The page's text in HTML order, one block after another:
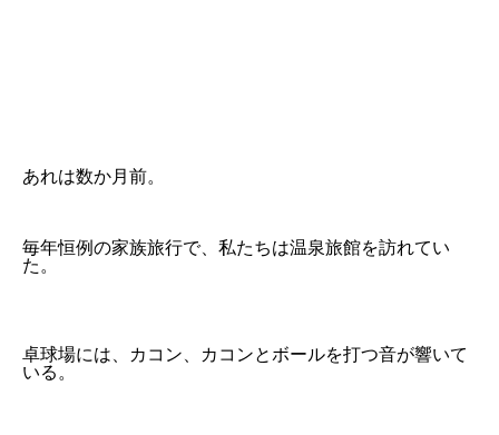
あれは数か月前。
毎年恒例の家族旅行で、私たちは温泉旅館を訪れてい
た。
卓球場には、カコン、カコンとボールを打つ音が響いて
いる。